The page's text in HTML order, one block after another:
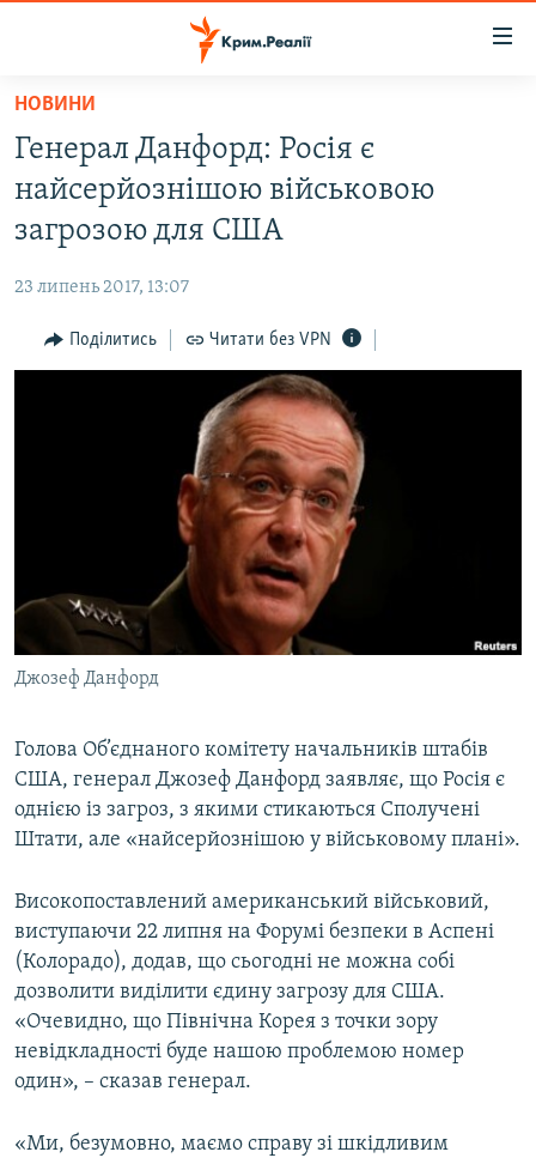
Перейти
основного
матеріалу
до
основної
Перейти
до
ВОДА.КРИМ
ВІДЕО ТА ФОТО
БЛОГИ
ПОГЛЯД
ВІДЕОУРОКИ «ELIFBE»
СВІДЧЕННЯ ОКУПАЦІЇ
УКРАЇНСЬКА ПРОБЛЕМА КРИМУ
ІНФОГРАФІКА
ЯК ОБІЙТИ БЛОКУВАННЯ
Qırımtatar
ДОЛУЧАЙСЯ!
Усі сайти RFE/RL
НОВИНИ
Генерал Данфорд: Росія є
найсерйознішою військовою
загрозою для США
23 липень 2017, 13:07
Поділитись Читати без VPN
Джозеф Данфорд
Голова Об’єднаного комітету начальників штабів
США, генерал Джозеф Данфорд заявляє, що Росія є
однією із загроз, з якими стикаються Сполучені
Штати, але «найсерйознішою у військовому плані».
Високопоставлений американський військовий,
виступаючи 22 липня на Форумі безпеки в Аспені
(Колорадо), додав, що сьогодні не можна собі
дозволити виділити єдину загрозу для США.
«Очевидно, що Північна Корея з точки зору
невідкладності буде нашою проблемою номер
один», – сказав генерал.
«Ми, безумовно, маємо справу зі шкідливим